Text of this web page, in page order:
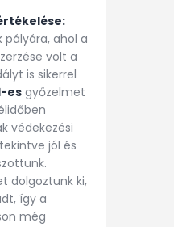
pályára, ahol a
volt a
is sikerrel
esgyőzelmet
védekezési
jól és
dolgoztunk ki,
így a
még